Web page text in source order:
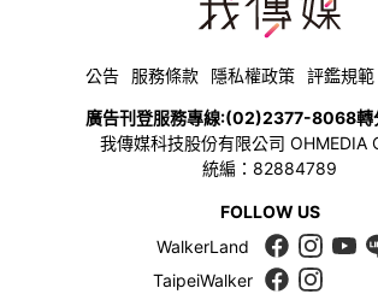
公告 服務條款 隱私權政策 評鑑規範
廣告刊登服務專線:(02)2377-8068轉
我傳媒科技股份有限公司 OHMEDIA
統編：82884789
FOLLOW US
WalkerLand
TaipeiWalker